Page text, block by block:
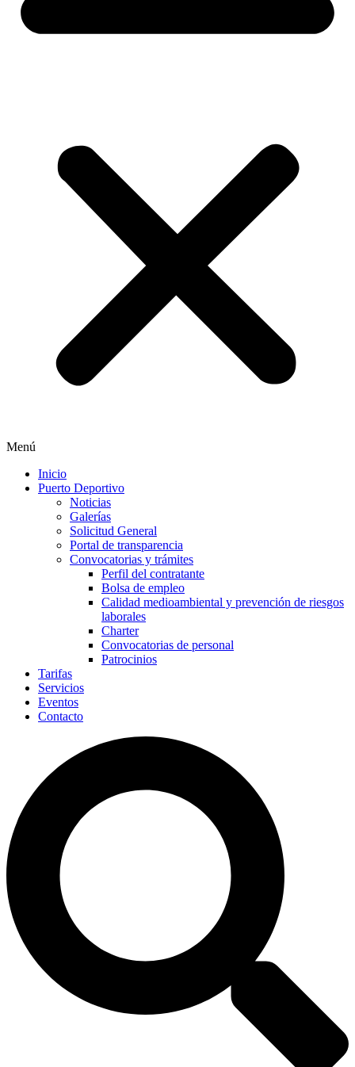
Menú
Inicio
Puerto Deportivo
Noticias
Galerías
Solicitud General
Portal de transparencia
Convocatorias y trámites
Perfil del contratante
Bolsa de empleo
Calidad medioambiental y prevención de riesgos
laborales
Charter
Convocatorias de personal
Patrocinios
Tarifas
Servicios
Eventos
Contacto